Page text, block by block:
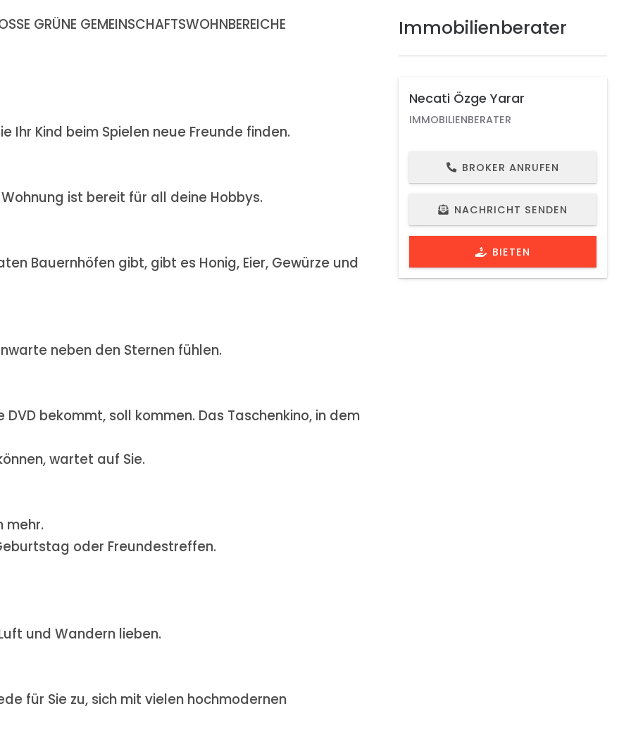
GRÜNE GEMEINSCHAFTSWOHNBEREICHE
Ihr Kind beim Spielen neue Freunde finden.
ist bereit für all deine Hobbys.
Bauernhöfen gibt, gibt es Honig, Eier, Gewürze und
neben den Sternen fühlen.
bekommt, soll kommen. Das Taschenkino, in dem
wartet auf Sie.
mehr.
oder Freundestreffen.
und Wandern lieben.
für Sie zu, sich mit vielen hochmodernen
Immobilienberater
Necati Özge Yarar
IMMOBILIENBERATER
BROKER ANRUFEN
NACHRICHT SENDEN
BIETEN